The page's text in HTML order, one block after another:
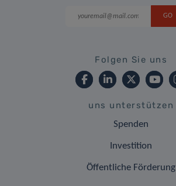
Folgen Sie uns
uns unterstützen
Spenden
Investition
Öffentliche Förderung